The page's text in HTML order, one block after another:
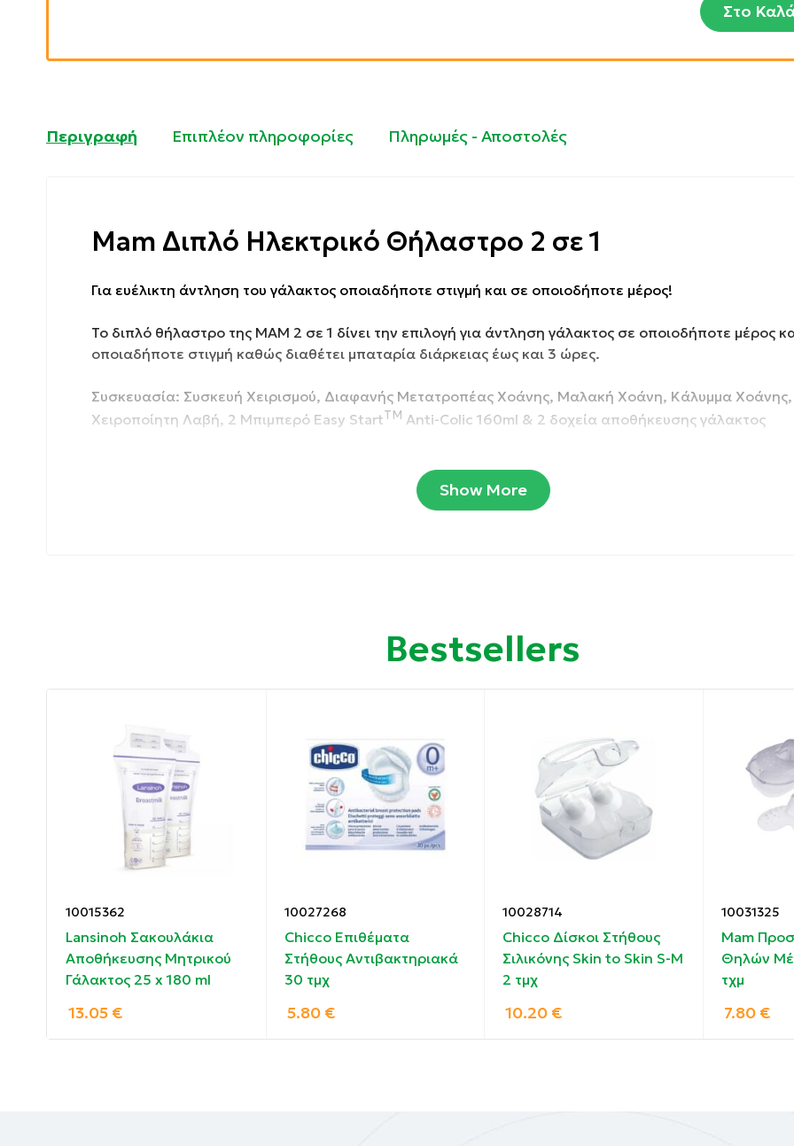
Στο
Περιγραφή Επιπλέον πληροφορίες Πληρωμές - Αποστολές
Mam Διπλό Ηλεκτρικό Θήλαστρο 2 σε 1
Για ευέλικτη άντληση του γάλακτος οποιαδήποτε στιγμή και σε οποιοδήποτε μέρος!
Το διπλό θήλαστρο της MAM 2 σε 1 δίνει την επιλογή για άντληση γάλακτος σε οποιοδήποτε μέρος
οποιαδήποτε στιγμή καθώς διαθέτει μπαταρία διάρκειας έως και 3 ώρες.
Συσκευασία: Συσκευή Χειρισμού, Διαφανής Μετατροπέας Χοάνης, Μαλακή Χοάνη, Κάλυμμα Χοάνης,
Χειροποίητη Λαβή, 2 Μπιμπερό Easy StartTM Anti-Colic 160ml & 2 δοχεία αποθήκευσης γάλακτος
διάρκειας της άντλησης.
Μονή ή διπλή χρήση με ηλεκτρικό ρεύμα ή χειροκίνητη χρήση για μέγιστη ευελιξία.
Εναλλαγή σε χειροκίνητη λειτουργία με 2 απλά βήματα.
Αποτελεσματική & άνετη άντληση του γάλακτος χάρη στη μαλακή χοάνη.
Απλός χειρισμός και εύκολο καθάρισμα.
Ψηφιακός χρονοδιακόπτης για πλήρη έλεγχο της άντλησης.
Οδηγίες χρήσης:
αποθηκεύσει το γάλα, μπορεί να το διατηρήσει στο ψυγείο, μέσα σε μπιμπερό, έως και 5 μέρες ή να το
Show More
Bestsellers
10015362
Lansinoh Σακουλάκια
Αποθήκευσης Μητρικού
Γάλακτος 25 x 180 ml
13.05 €
10027268
Chicco Επιθέματα
Στήθους Αντιβακτηριακά
30 τμχ
5.80 €
10028714
Chicco Δίσκοι Στήθους
Σιλικόνης Skin to Skin S-M
2 τμχ
10.20 €
10031325
Mam
Θηλών
τχμ
7.80 €